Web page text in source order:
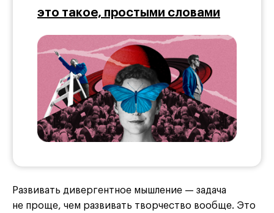
это такое, простыми словами
Развивать дивергентное мышление — задача
не проще, чем развивать творчество вообще. Это